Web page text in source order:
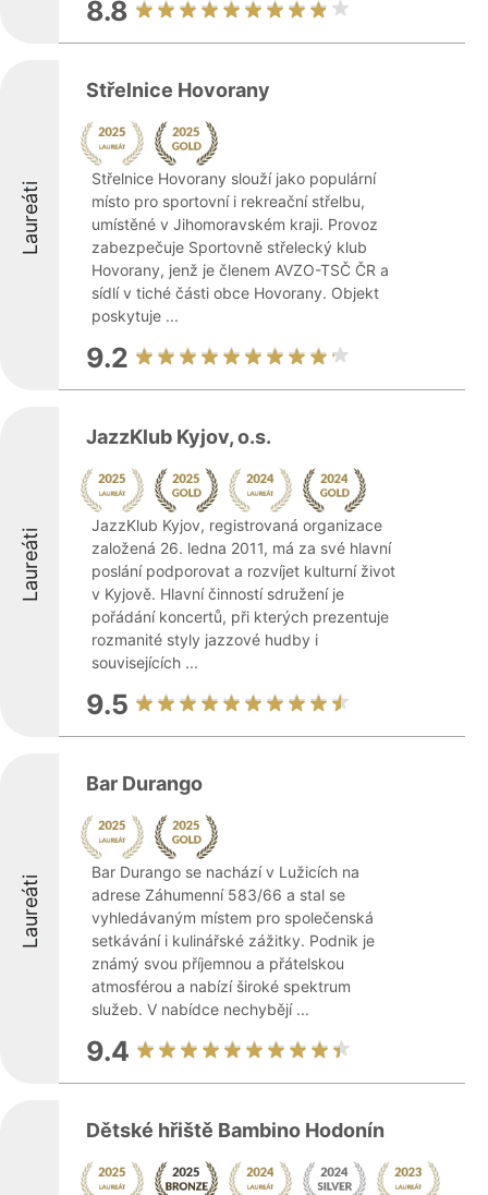
8.8
Laureáti
Střelnice Hovorany
Střelnice Hovorany slouží jako populární
místo pro sportovní i rekreační střelbu,
umístěné v Jihomoravském kraji. Provoz
zabezpečuje Sportovně střelecký klub
Hovorany, jenž je členem AVZO-TSČ ČR a
sídlí v tiché části obce Hovorany. Objekt
poskytuje ...
9.2
Laureáti
JazzKlub Kyjov, o.s.
JazzKlub Kyjov, registrovaná organizace
založená 26. ledna 2011, má za své hlavní
poslání podporovat a rozvíjet kulturní život
v Kyjově. Hlavní činností sdružení je
pořádání koncertů, při kterých prezentuje
rozmanité styly jazzové hudby i
souvisejících ...
9.5
Laureáti
Bar Durango
Bar Durango se nachází v Lužicích na
adrese Záhumenní 583/66 a stal se
vyhledávaným místem pro společenská
setkávání i kulinářské zážitky. Podnik je
známý svou příjemnou a přátelskou
atmosférou a nabízí široké spektrum
služeb. V nabídce nechybějí ...
9.4
Dětské hřiště Bambino Hodonín